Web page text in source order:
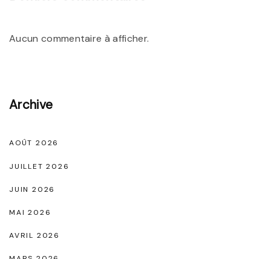
b
b
Aucun commentaire à afficher.
Archive
AOÛT 2026
JUILLET 2026
JUIN 2026
MAI 2026
AVRIL 2026